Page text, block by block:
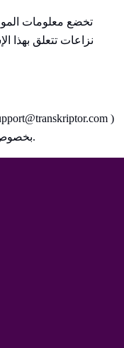
تخضع معلومات
نزاعات تتعلق بهذا
)
بخصوص أي مسألة تتعلق بهذه الشروط أو البيان.